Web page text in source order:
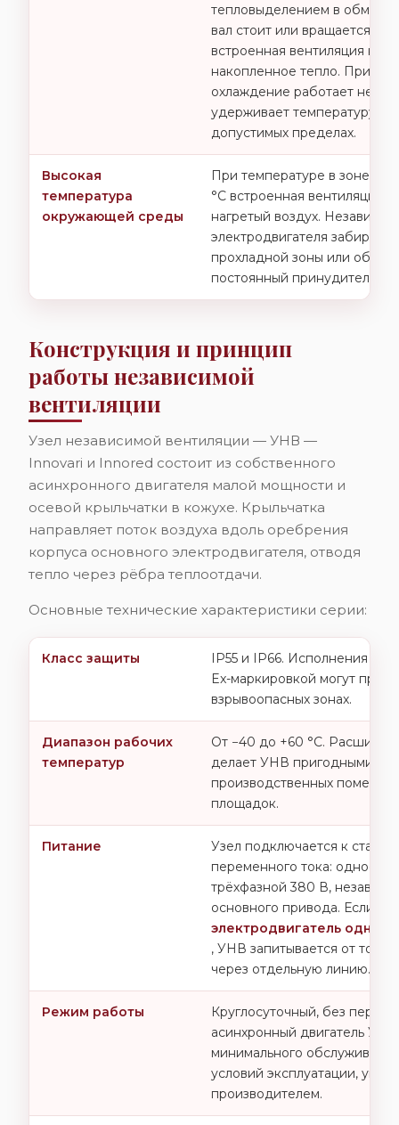
тепловыделением в
вал стоит или вращается
встроенная вентиляция не
накопленное тепло.
охлаждение работает
удерживает температуру
допустимых пределах.
Высокая
температура
окружающей среды
При температуре в зоне
°C встроенная вентиляция
нагретый воздух.
электродвигателя забирает
прохладной зоны или
постоянный
Конструкция и принцип
работы независимой
вентиляции
Узел независимой вентиляции — УНВ —
Innovari и Innored состоит из собственного
асинхронного двигателя малой мощности и
осевой крыльчатки в кожухе. Крыльчатка
направляет поток воздуха вдоль оребрения
корпуса основного электродвигателя, отводя
тепло через рёбра теплоотдачи.
Основные технические характеристики серии:
Класс защиты
IP55 и IP66. Исполнения с
Ex-маркировкой могут
взрывоопасных зонах.
Диапазон рабочих
температур
От −40 до +60 °C.
делает УНВ пригодными
производственных
площадок.
Питание
Узел подключается к
переменного тока:
трёхфазной 380 В,
основного привода. Если
электродвигатель
, УНВ запитывается от той
через отдельную линию.
Режим работы
Круглосуточный, без
асинхронный двигатель
минимального
условий эксплуатации,
производителем.